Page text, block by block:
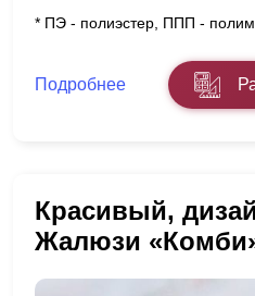
* ПЭ - полиэстер, ППП -
Подробнее
Красивый,
Жалюзи